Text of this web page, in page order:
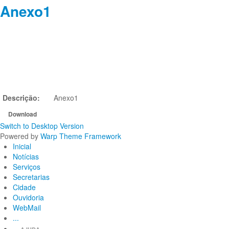
Anexo1
Descrição: Anexo1
Download
Switch to Desktop Version
Powered by Warp Theme Framework
Inicial
Notícias
Serviços
Secretarias
Cidade
Ouvidoria
WebMail
...